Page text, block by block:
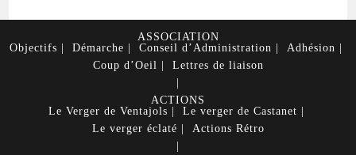
ASSOCIATION
Objectifs
Démarche Conseil d’Administration
Adhésion
Coup d’Oeil
Lettres de liaison
ACTIONS
Le Verger de Ventajols
Le verger de Castanet
Le verger éclaté
Actions Rétro